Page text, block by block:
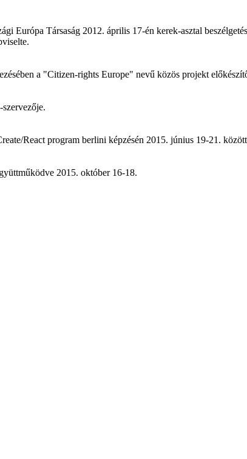
Európa Társaság 2012. április 17-én kerek-asztal
a "Citizen-rights Europe" nevű közös projekt
React program berlini képzésén 2015. június 19-21.
2015. október 16-18.